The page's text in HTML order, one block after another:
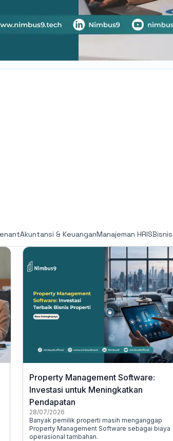
Akuntansi & KeuanganManajeman HRIS
Property Management Software:
Investasi untuk Meningkatkan
Pendapatan
28/07/2026
Banyak pemilik properti masih menganggap
Property Management Software sebagai biaya
operasional tambahan.